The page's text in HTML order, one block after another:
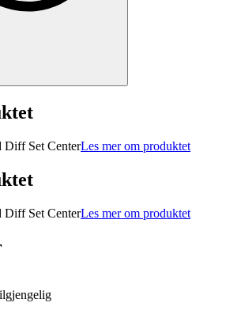
Diff Set CenterLes mer om produktet
Diff Set CenterLes mer om produktet